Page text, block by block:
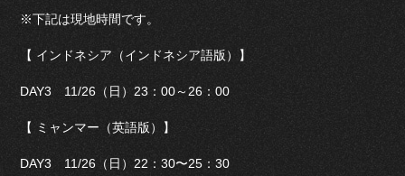
※下記は現地時間です。
【 インドネシア（インドネシア語版）】
DAY3 11/26（日）23：00～26：00
【 ミャンマー（英語版）】
DAY3 11/26（日）22：30〜25：30